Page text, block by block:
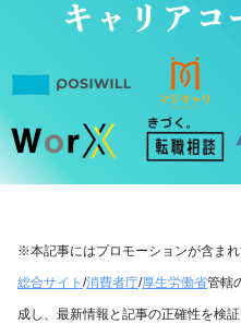
※本記事にはプロモーションが含ま
総合サイト /消費者庁/厚生労働省管轄
成し、最新情報と記事の正確性を検証